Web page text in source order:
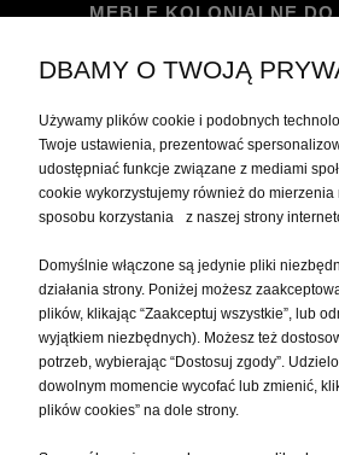
MEBLE KOLONIALNE
PŁATNOŚCI I
O NAS
DBAMY O TWOJĄ
Używamy plików cookie i podobnych
Twoje ustawienia, prezentować
udostępniać funkcje związane z mediami
cookie wykorzystujemy również do
sposobu korzystania z naszej strony
Domyślnie włączone są jedynie pliki
działania strony. Poniżej możesz
plików, klikając “Zaakceptuj wszystkie”, lub
wyjątkiem niezbędnych). Możesz też
potrzeb, wybierając “Dostosuj zgody”.
dowolnym momencie wycofać lub zmienić,
plików cookies” na dole strony.